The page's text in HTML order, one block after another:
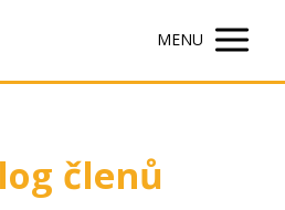
MENU
členů